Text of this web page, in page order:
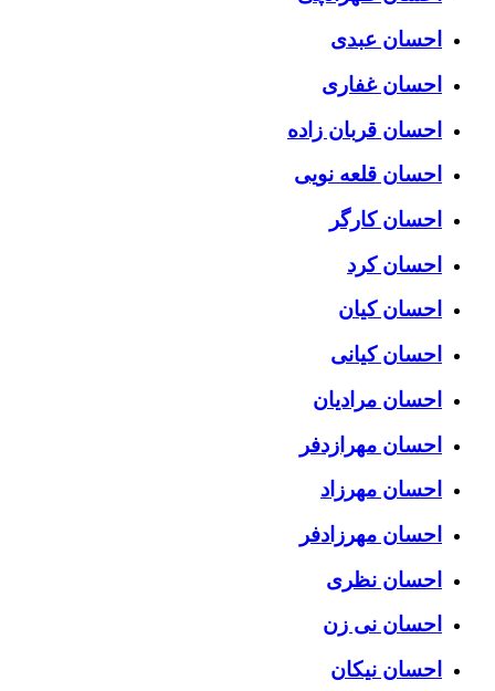
احسان عبدی
احسان غفاری
احسان قربان زاده
احسان قلعه نویی
احسان کارگر
احسان کرد
احسان کیان
احسان کیانی
احسان مرادیان
احسان مهرازدفر
احسان مهرزاد
احسان مهرزادفر
احسان نظری
احسان نی زن
احسان نیکان